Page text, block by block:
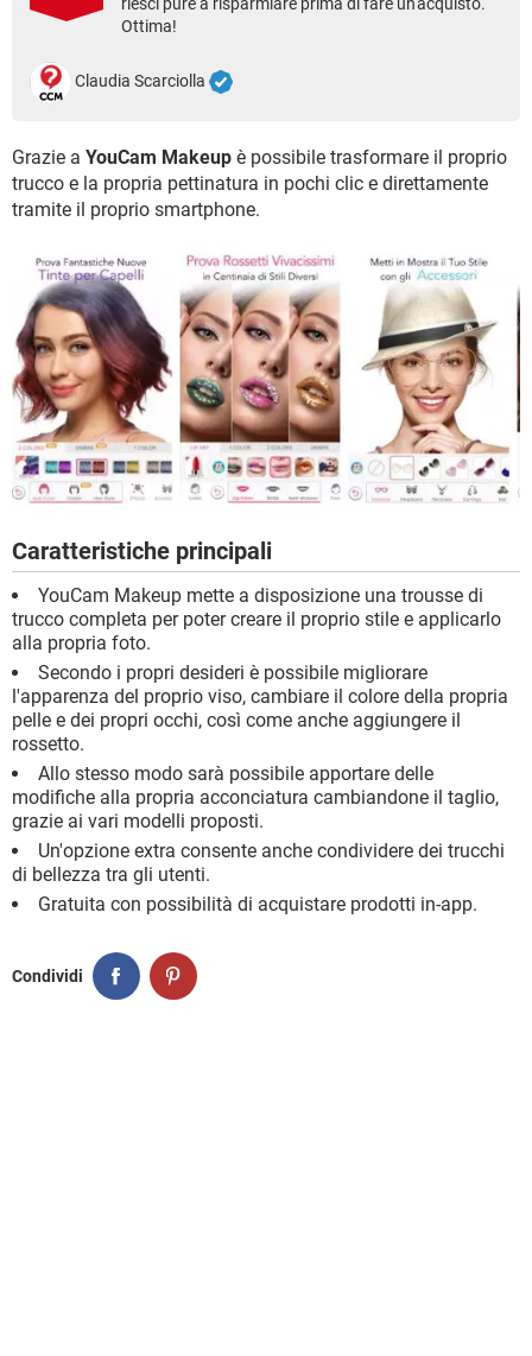
TIKTOK FACEBOOK
Ottima!
Claudia Scarciolla
Grazie a YouCam Makeup è possibile trasformare il proprio
trucco e la propria pettinatura in pochi clic e direttamente
tramite il proprio smartphone.
Caratteristiche principali
YouCam Makeup mette a disposizione una trousse di
trucco completa per poter creare il proprio stile e applicarlo
alla propria foto.
Secondo i propri desideri è possibile migliorare
l'apparenza del proprio viso, cambiare il colore della propria
pelle e dei propri occhi, così come anche aggiungere il
rossetto.
Allo stesso modo sarà possibile apportare delle
modifiche alla propria acconciatura cambiandone il taglio,
grazie ai vari modelli proposti.
Un'opzione extra consente anche condividere dei trucchi
di bellezza tra gli utenti.
Gratuita con possibilità di acquistare prodotti in-app.
Condividi